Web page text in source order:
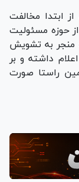
ابتدا مخالفت
حوزه مسئولیت
منجر به تشویش
داشته و بر
راستا صورت